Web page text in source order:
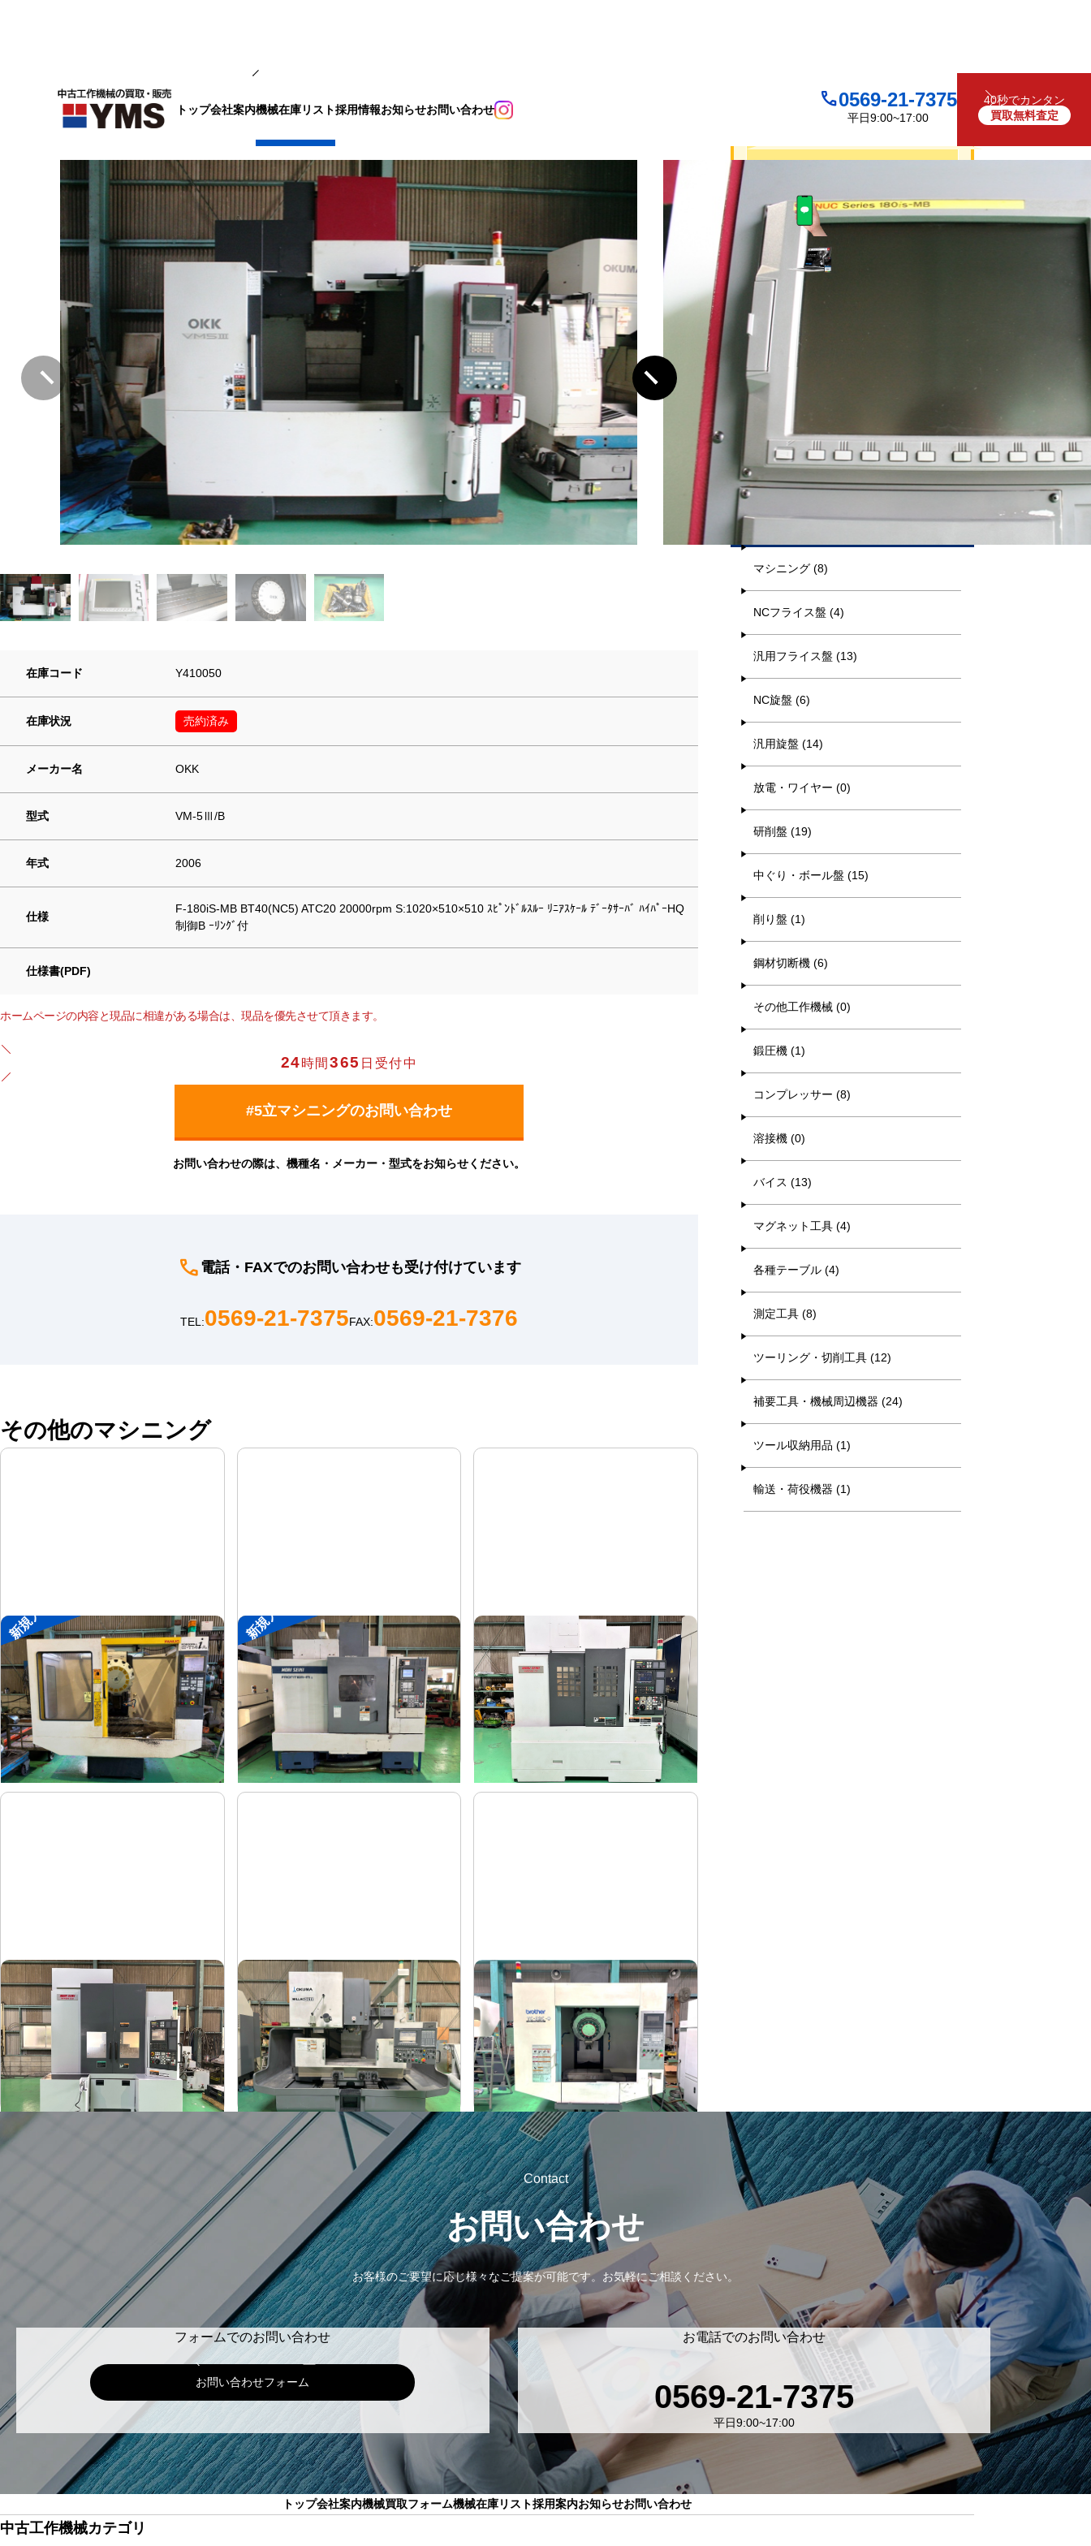
トップ会社案内機械在庫リスト採用情報お知らせお問い合わせ 0569-21-7375
平日9:00~17:00
40秒でカンタン
買取無料査定
#5立マシニング
在庫コード Y410050
在庫状況 売約済み
メーカー名 OKK
型式 VM-5Ⅲ/B
年式 2006
仕様
F-180iS-MB BT40(NC5) ATC20 20000rpm S:1020×510×510 ｽﾋﾟﾝﾄﾞﾙｽﾙｰ ﾘﾆｱｽｹｰﾙ ﾃﾞｰﾀｻｰﾊﾞ ﾊｲﾊﾟｰHQ
制御B ｰﾘﾝｸﾞ付
仕様書(PDF)
ホームページの内容と現品に相違がある場合は、現品を優先させて頂きます。
24時間365 日受付中
お問い合わせの際は、機種名・メーカー・型式をお知らせください。
電話・FAXでのお問い合わせも受け付けています
TEL:0569-21-7375FAX:0569-21-7376
その他のマシニング
新規入荷
ドリリングセンター
メーカー ファナック
形 α-T14iAL
年 1999
新規入荷
#4立マシニング
メーカー 森精機
形 FRONTIER-MⅡ/40
年
#5立マシニング
メーカー 森精機
形 NV5000α1A/40
年 式2008
#4立マシニング
メーカー
形 NV4000DCG
2004
#5立マシニング
メーカー オークマ
式MILLAC-561V
年 式2006
タッピングセンター
メーカー ブラザー
形 式TC-S2C-O
年 式2007
買取について
LINEで査定（友だち追加）
買取フォームで査定
お電話でも受け付けております
キーワード検索
マシニング (8)
NCフライス盤 (4)
汎用フライス盤 (13)
NC旋盤 (6)
汎用旋盤 (14)
放電・ワイヤー (0)
研削盤 (19)
中ぐり・ボール盤 (15)
削り盤 (1)
鋼材切断機 (6)
その他工作機械 (0)
鍛圧機 (1)
コンプレッサー (8)
溶接機 (0)
バイス (13)
マグネット工具 (4)
各種テーブル (4)
測定工具 (8)
ツーリング・切削工具 (12)
補要工具・機械周辺機器 (24)
ツール収納用品 (1)
輸送・荷役機器 (1)
Contact
お問い合わせ
お客様のご要望に応じ様々なご提案が可能です。 お気軽にご相談ください。
フォームでのお問い合わせ
お問い合わせフォーム
お電話でのお問い合わせ
0569-21-7375
平日9:00~17:00
トップ会社案内機械買取フォーム機械在庫リスト採用案内お知らせお問い合わせ
中古工作機械カテゴリ